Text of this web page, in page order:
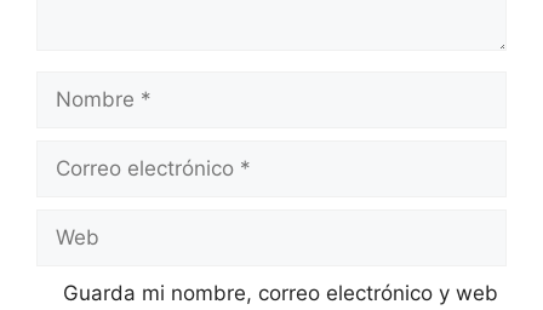
Nombre
Correo
Web
Guarda mi nombre, correo electrónico y web